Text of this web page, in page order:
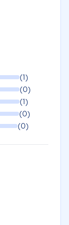
(1)
(0)
(1)
(0)
(0)